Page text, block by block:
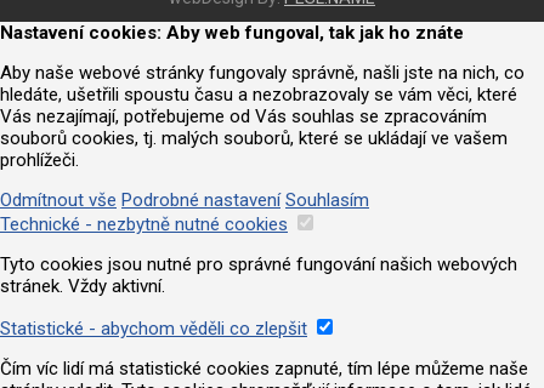
Nastavení cookies: Aby web fungoval, tak jak ho znáte
Aby naše webové stránky fungovaly správně, našli jste na nich, co
hledáte, ušetřili spoustu času a nezobrazovaly se vám věci, které
Vás nezajímají, potřebujeme od Vás souhlas se zpracováním
souborů cookies, tj. malých souborů, které se ukládají ve vašem
prohlížeči.
Odmítnout vše Podrobné nastavení Souhlasím
Technické - nezbytně nutné cookies
Tyto cookies jsou nutné pro správné fungování našich webových
stránek. Vždy aktivní.
Statistické - abychom věděli co zlepšit
Čím víc lidí má statistické cookies zapnuté, tím lépe můžeme naše